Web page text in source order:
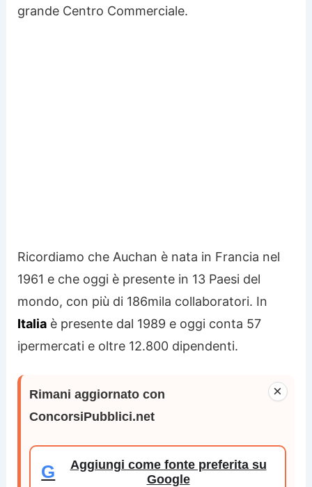
grande Centro Commerciale.
Ricordiamo che Auchan è nata in Francia nel
1961 e che oggi è presente in 13 Paesi del
mondo, con più di 186mila collaboratori. In
Italia è presente dal 1989 e oggi conta 57
ipermercati e oltre 12.800 dipendenti.
×
Rimani aggiornato con
ConcorsiPubblici.net
G
Aggiungi come fonte preferita su
Google